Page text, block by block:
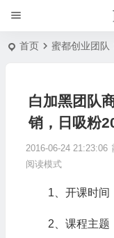
首页 蜜都创业团队
白加黑团队
销，日吸粉
2016-06-24 21:23:06
阅读模式
1、开课时间
2、课程主题